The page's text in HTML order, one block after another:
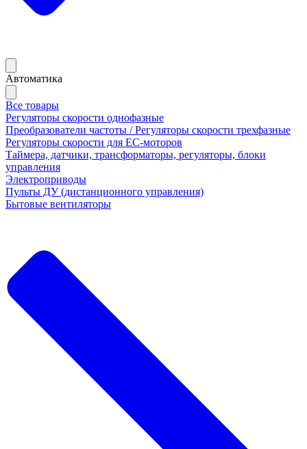
Автоматика
Все товары
Регуляторы скорости однофазные
Преобразователи частоты / Регуляторы скорости трехфазные
Регуляторы скорости для ЕС-моторов
Таймера, датчики, трансформаторы, регуляторы, блоки
управления
Электроприводы
Пульты ДУ (дистанционного управления)
Бытовые вентиляторы